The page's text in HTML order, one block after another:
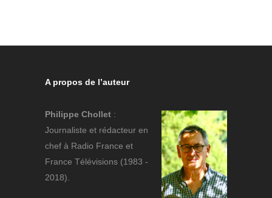
A propos de l’auteur
Philippe Chollet :
Journaliste et rédacteur en
chef à Radio France et
France Télévisions (1983 -
2018).